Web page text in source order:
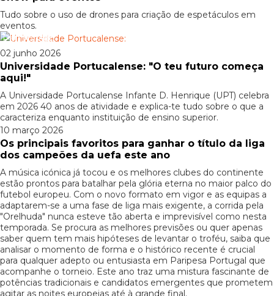
Tudo sobre o uso de drones para criação de espetáculos em
eventos.
Patrocinado
02 junho 2026
Universidade Portucalense: "O teu futuro começa
aqui!"
A Universidade Portucalense Infante D. Henrique (UPT) celebra
em 2026 40 anos de atividade e explica-te tudo sobre o que a
caracteriza enquanto instituição de ensino superior.
10 março 2026
Os principais favoritos para ganhar o título da liga
dos campeões da uefa este ano
A música icónica já tocou e os melhores clubes do continente
estão prontos para batalhar pela glória eterna no maior palco do
futebol europeu. Com o novo formato em vigor e as equipas a
adaptarem-se a uma fase de liga mais exigente, a corrida pela
"Orelhuda" nunca esteve tão aberta e imprevisível como nesta
temporada. Se procura as melhores previsões ou quer apenas
saber quem tem mais hipóteses de levantar o troféu, saiba que
analisar o momento de forma e o histórico recente é crucial
para qualquer adepto ou entusiasta em Paripesa Portugal que
acompanhe o torneio. Este ano traz uma mistura fascinante de
potências tradicionais e candidatos emergentes que prometem
agitar as noites europeias até à grande final.